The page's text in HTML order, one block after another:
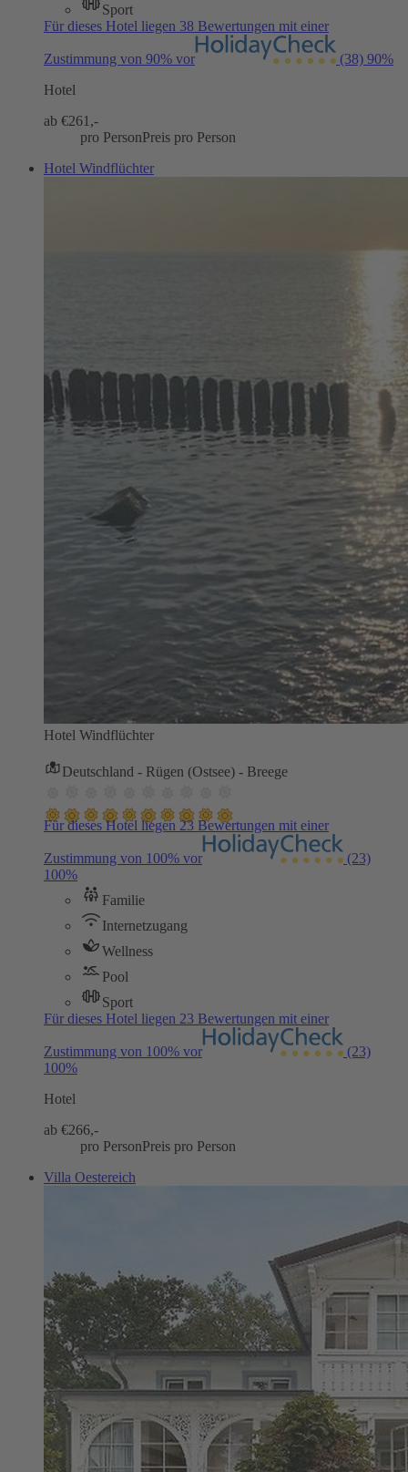
Sport
Für dieses Hotel liegen 38 Bewertungen mit einer
Zustimmung von 90% vor (38) 90%
Hotel
ab €261,-
pro PersonPreis pro Person
Hotel Windflüchter
Hotel Windflüchter
Deutschland - Rügen (Ostsee) - Breege
Für dieses Hotel liegen 23 Bewertungen mit einer
Zustimmung von 100% vor
(23)
100%
Familie
Internetzugang
Wellness
Pool
Sport
Für dieses Hotel liegen 23 Bewertungen mit einer
Zustimmung von 100% vor
(23)
100%
Hotel
ab €266,-
pro PersonPreis pro Person
Villa Oestereich